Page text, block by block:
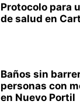
Protocolo para
de salud en
Baños sin
personas con
en Nuevo Portil